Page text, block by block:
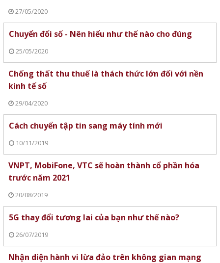
27/05/2020
Chuyển đổi số - Nên hiểu như thế nào cho đúng
25/05/2020
Chống thất thu thuế là thách thức lớn đối với nền
kinh tế số
29/04/2020
Cách chuyển tập tin sang máy tính mới
10/11/2019
VNPT, MobiFone, VTC sẽ hoàn thành cổ phần hóa
trước năm 2021
20/08/2019
5G thay đổi tương lai của bạn như thế nào?
26/07/2019
Nhận diện hành vi lừa đảo trên không gian mạng